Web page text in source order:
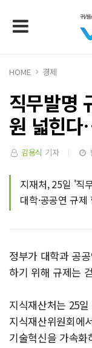
HOME 경제
직무발명
원 넓힌
김용식 기자
지재처, 25일 '직
대학·공공연 규
정부가 대학과 공
하기 위해 규제는
지식재산처는 25
지식재산위원회에
기술혁신을 가속